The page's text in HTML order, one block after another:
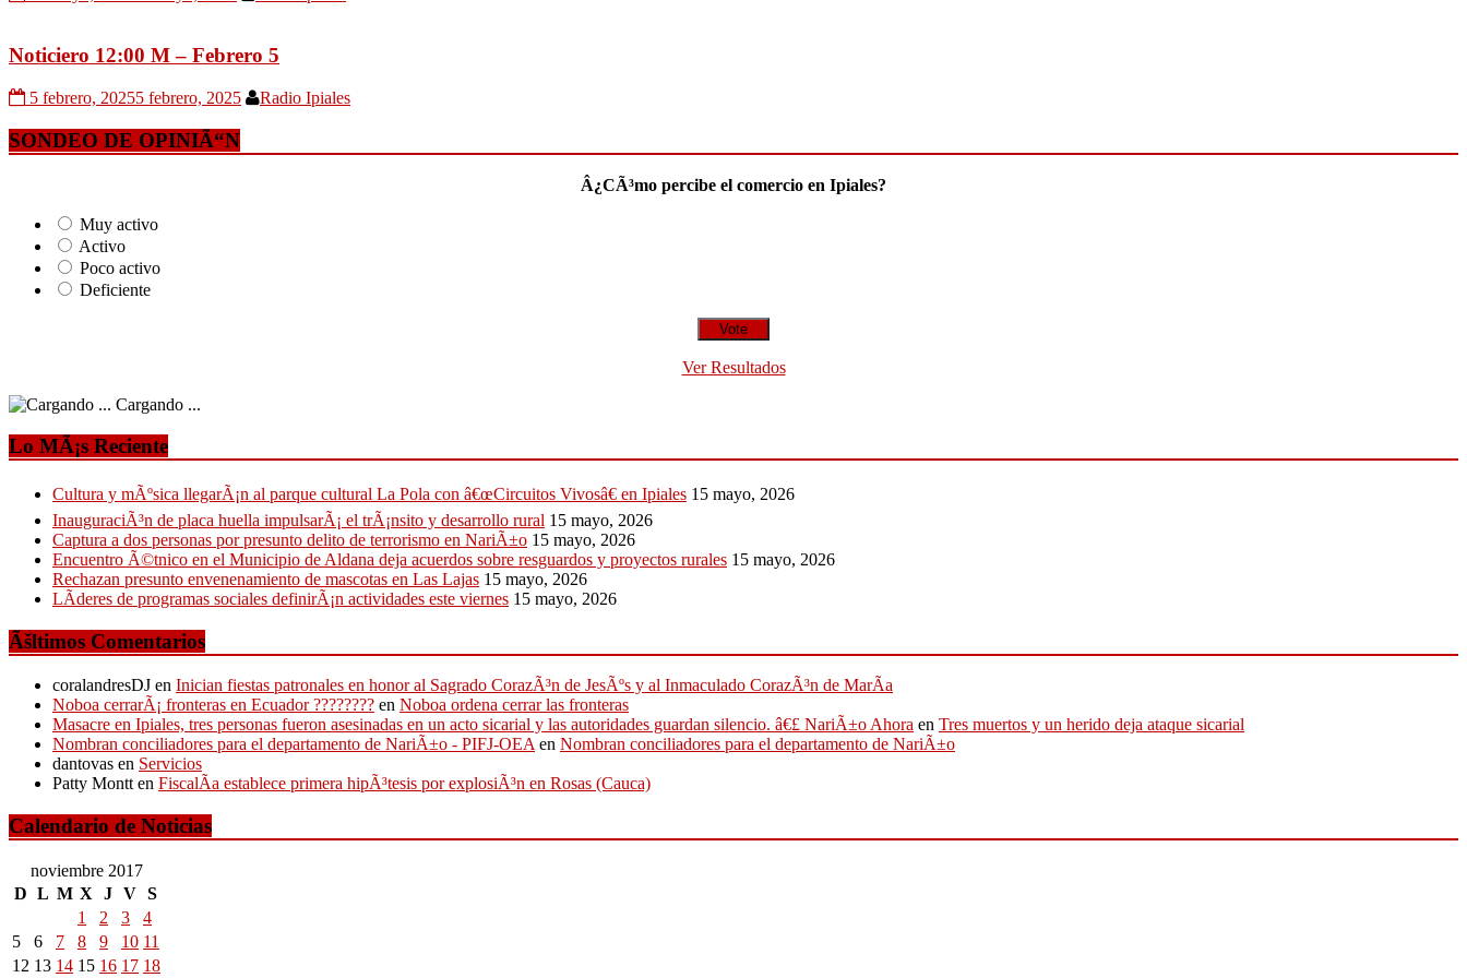
Noticiero 12:00 M – Febrero 5
5 febrero, 20255 febrero, 2025 Radio Ipiales
SONDEO DE OPINIÃ“N
Â¿CÃ³mo percibe el comercio en Ipiales?
Muy activo
Activo
Poco activo
Deficiente
Ver Resultados
Cargando ...
Lo MÃ¡s Reciente
Cultura y mÃºsica llegarÃ¡n al parque cultural La Pola con â€œCircuitos Vivosâ€ en Ipiales 15 mayo, 2026
InauguraciÃ³n de placa huella impulsarÃ¡ el trÃ¡nsito y desarrollo rural 15 mayo, 2026
Captura a dos personas por presunto delito de terrorismo en NariÃ±o 15 mayo, 2026
Encuentro Ã©tnico en el Municipio de Aldana deja acuerdos sobre resguardos y proyectos rurales 15 mayo, 2026
Rechazan presunto envenenamiento de mascotas en Las Lajas 15 mayo, 2026
LÃ­deres de programas sociales definirÃ¡n actividades este viernes 15 mayo, 2026
Ãšltimos Comentarios
coralandresDJ en Inician fiestas patronales en honor al Sagrado CorazÃ³n de JesÃºs y al Inmaculado CorazÃ³n de MarÃ­a
Noboa cerrarÃ¡ fronteras en Ecuador ???????? en Noboa ordena cerrar las fronteras
Masacre en Ipiales, tres personas fueron asesinadas en un acto sicarial y las autoridades guardan silencio. â€£ NariÃ±o Ahora en Tres muertos y un herido deja ataque sicarial
Nombran conciliadores para el departamento de NariÃ±o - PIFJ-OEAen Nombran conciliadores para el departamento de NariÃ±o
dantovas en Servicios
Patty Montten FiscalÃ­a establece primera hipÃ³tesis por explosiÃ³n en Rosas (Cauca)
Calendario de Noticias
noviembre 2017
D L M X J V S
1
2 3
4
5
6 7 8 9 10 11
12 13 14 15 16 17 18